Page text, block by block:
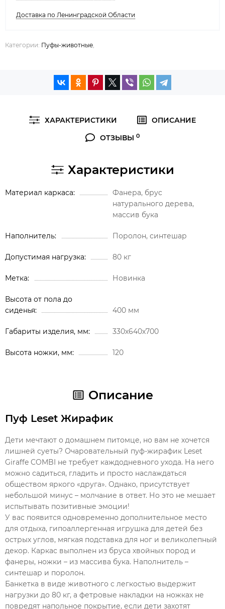
Доставка по Ленинградской Области
Категории: Пуфы-животные
ХАРАКТЕРИСТИКИ
ОПИСАНИЕ
ОТЗЫВЫ 0
Характеристики
Материал каркаса
Фанера, брус
натурального дерева,
массив бука
Наполнитель Поролон, синтешар
Допустимая нагрузка 80 кг
Метка Новинка
Высота от пола до
сиденья
400 мм
Габариты изделия, мм 330х640х700
Высота ножки, мм 120
Описание
Пуф Leset Жирафик
Дети мечтают о домашнем питомце, но вам не хочется
лишней суеты? Очаровательный пуф-жирафик Leset
Giraffe COMBI не требует каждодневного ухода. На него
можно садиться, гладить и просто наслаждаться
обществом яркого «друга». Однако, присутствует
небольшой минус – молчание в ответ. Но это не мешает
испытывать позитивные эмоции!
У вас появится одновременно дополнительное место
для отдыха, гипоаллергенная игрушка для детей без
острых углов, мягкая подставка для ног и великолепный
декор. Каркас выполнен из бруса хвойных пород и
фанеры, ножки – из массива бука. Наполнитель –
синтешар и поролон.
Банкетка в виде животного с легкостью выдержит
нагрузки до 80 кг, а фетровые накладки на ножках не
повредят напольное покрытие, если дети захотят